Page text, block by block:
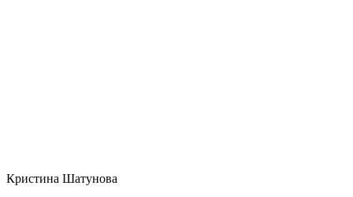
Кристина Шатунова